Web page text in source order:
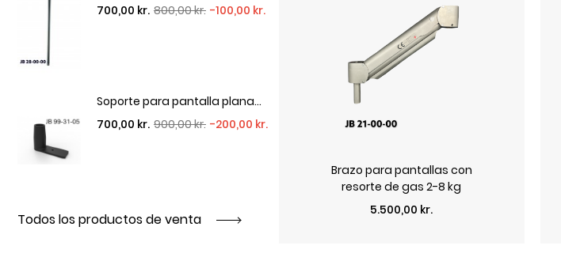
Brazo para pantallas con
resorte de gas 2-8 kg
Precio
5.500,00 kr.
Precio regular800,00 kr. -100,00 kr.
Precio
700,00 kr.
Soporte para pantalla plana...
Precio regular900,00 kr. -200,00 kr.
Precio
700,00 kr.
Todos los productos de venta